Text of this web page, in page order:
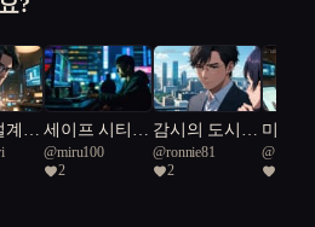
?
계하 세이프 시티:
그림자 속 연
결
@miru100
2
감시의 도시,
자유의 불꽃
@ronnie81
2
미래
울 아
비밀
@디도